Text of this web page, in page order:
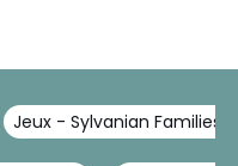
Jeux - Sylvanian Families